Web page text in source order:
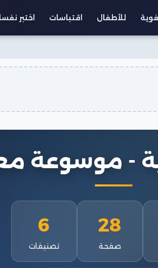
للأطفال اقتباسات اختبر
- موسوعة
28
صفحة
6
تصنيفات